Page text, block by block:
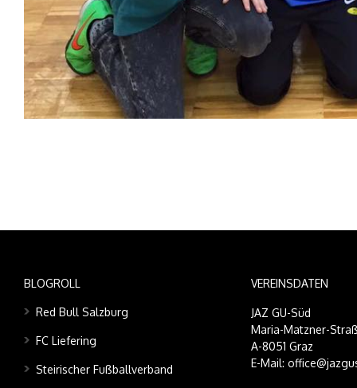
BLOGROLL
Red Bull Salzburg
FC Liefering
Steirischer Fußballverband
VEREINSDATEN
JAZ GU-Süd
Maria-Matzner-
A-8051 Graz
E-Mail: